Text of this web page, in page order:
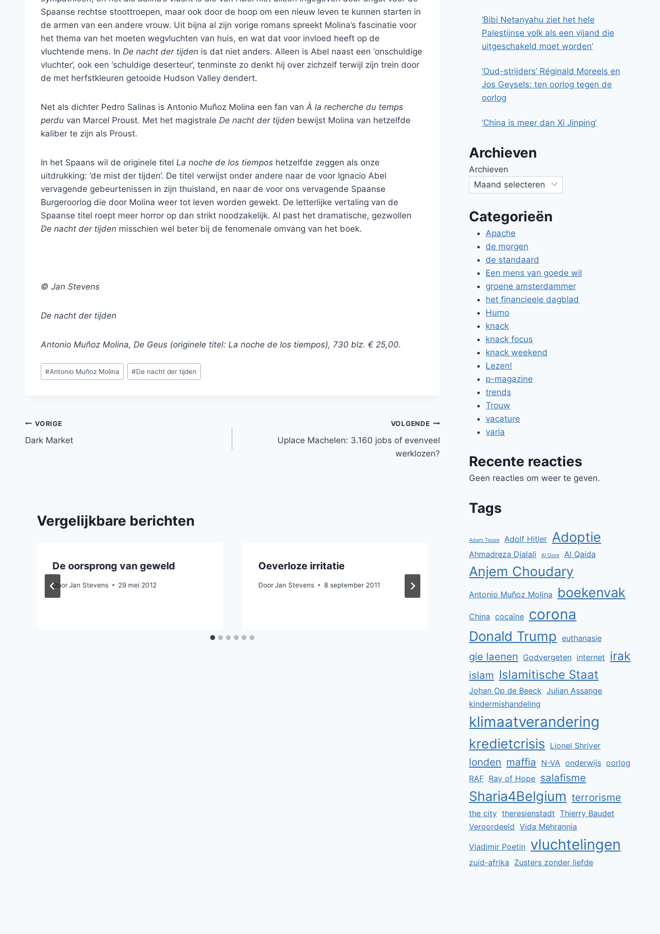
Spaanse rechtse stoottroepen, maar ook door de hoop om een nieuw leven te kunnen starten in
de armen van een andere vrouw. Uit bijna al zijn vorige romans spreekt Molina’s fascinatie voor
het thema van het moeten wegvluchten van huis, en wat dat voor invloed heeft op de
vluchtende mens. In De nacht der tijden is dat niet anders. Alleen is Abel naast een ‘onschuldige
vluchter’, ook een ‘schuldige deserteur’, tenminste zo denkt hij over zichzelf terwijl zijn trein door
de met herfstkleuren getooide Hudson Valley dendert.
Net als dichter Pedro Salinas is Antonio Muñoz Molina een fan van À la recherche du temps
perdu van Marcel Proust. Met het magistrale De nacht der tijden bewijst Molina van hetzelfde
kaliber te zijn als Proust.
In het Spaans wil de originele titel La noche de los tiempos hetzelfde zeggen als onze
uitdrukking: ‘de mist der tijden’. De titel verwijst onder andere naar de voor Ignacio Abel
vervagende gebeurtenissen in zijn thuisland, en naar de voor ons vervagende Spaanse
Burgeroorlog die door Molina weer tot leven worden gewekt. De letterlijke vertaling van de
Spaanse titel roept meer horror op dan strikt noodzakelijk. Al past het dramatische, gezwollen
De nacht der tijden misschien wel beter bij de fenomenale omvang van het boek.
© Jan Stevens
De nacht der tijden
Antonio Muñoz Molina, De Geus (originele titel: La noche de los tiempos), 730 blz. € 25,00.
Bericht
tags:
#Antonio Muñoz Molina #De nacht der tijden
Bericht
navigatie
VORIGE
Dark Market
VOLGENDE
Uplace Machelen: 3.160 jobs of evenveel
werklozen?
Vergelijkbare berichten
De oorsprong van geweld
DoorJan Stevens 29 mei 2012
Oeverloze irritatie
Door Jan Stevens 8 september 2011
Het ijzer smeden terwijl het
heet is
DoorJan Stevens 6 november 2013
‘Bibi Netanyahu ziet het hele
Palestijnse volk als een vijand die
uitgeschakeld moet worden’
‘Oud-strijders’ Réginald Moreels en
Jos Geysels: ten oorlog tegen de
oorlog
‘China is meer dan Xi Jinping’
Archieven
Archieven
Categorieën
Apache
de morgen
de standaard
Een mens van goede wil
groene amsterdammer
het financieele dagblad
Humo
knack
knack focus
knack weekend
Lezen!
p-magazine
trends
Trouw
vacature
varia
Recente reacties
Geen reacties om weer te geven.
Tags
Adam Tooze Adolf Hitler Adoptie
Ahmadreza Djalali Al Gore Al Qaida
Anjem Choudary
Antonio Muñoz Molina boekenvak
China cocaïne corona
Donald Trump euthanasie
gie laenen Godvergeten internet irak
islam Islamitische Staat
Johan Op de Beeck Julian Assange
kindermishandeling
klimaatverandering
kredietcrisis Lionel Shriver
londen maffia N-VA onderwijs oorlog
RAF Ray of Hope salafisme
Sharia4Belgium terrorisme
the city theresienstadt Thierry Baudet
Veroordeeld Vida Mehrannia
Vladimir Poetin vluchtelingen
zuid-afrika Zusters zonder liefde